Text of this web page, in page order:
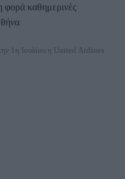
φορά καθημερινές
1η Ιουλίου η United Airlines